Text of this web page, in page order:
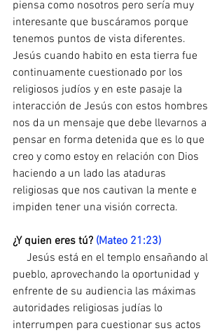
piensa como nosotros pero sería muy
interesante que buscáramos porque
tenemos puntos de vista diferentes.
Jesús cuando habito en esta tierra fue
continuamente cuestionado por los
religiosos judíos y en este pasaje la
interacción de Jesús con estos hombres
nos da un mensaje que debe llevarnos a
pensar en forma detenida que es lo que
creo y como estoy en relación con Dios
haciendo a un lado las ataduras
religiosas que nos cautivan la mente e
impiden tener una visión correcta.
¿Y quien eres tú? (Mateo 21:23)
pueblo, aprovechando la oportunidad y
enfrente de su audiencia las máximas
autoridades religiosas judías lo
interrumpen para cuestionar sus actos